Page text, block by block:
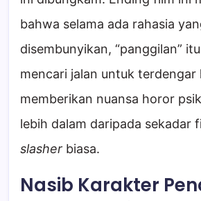
bahwa selama ada rahasia
disembunyikan, “panggilan”
mencari jalan untuk terdengar
memberikan nuansa horor
lebih dalam daripada sekadar
slasher biasa.
Nasib Karakter